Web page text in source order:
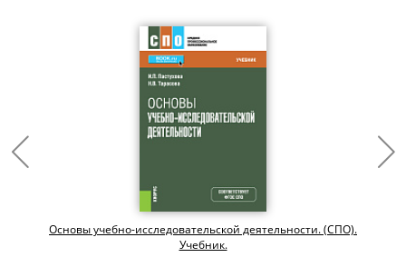
Основы учебно-исследовательской деятельности. (СПО).
Учебник.